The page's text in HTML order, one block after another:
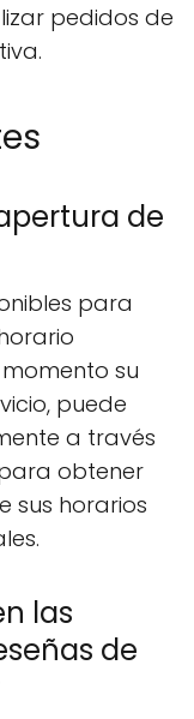
pedidos de
de
para
su
puede
a través
obtener
sus horarios
las
de